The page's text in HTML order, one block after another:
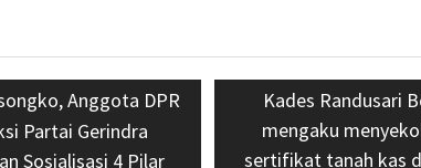
Anggota DPR
Partai Gerindra
Sosialisasi 4 Pilar
Next
post:
Kades Randusari
mengaku
sertifikat tanah kas